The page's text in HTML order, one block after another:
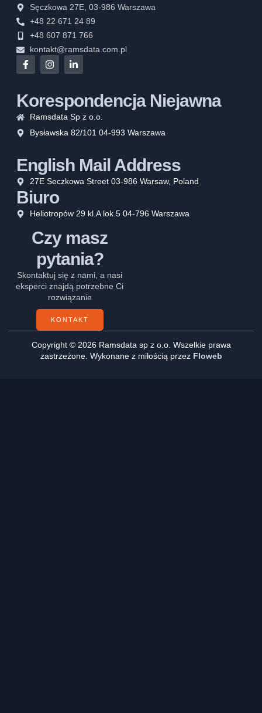
Sęczkowa 27E, 03-986 Warszawa
+48 22 671 24 89
+48 607 871 766
kontakt@ramsdata.com.pl
Korespondencja Niejawna
Ramsdata Sp z o.o.
Bysławska 82/101 04-993 Warszawa
English Mail Address
27E Seczkowa Street 03-986 Warsaw, Poland
Biuro
Heliotropów 29 kl.A lok.5 04-796 Warszawa
Czy masz
pytania?
Skontaktuj się z nami, a nasi
eksperci znajdą potrzebne Ci
rozwiązanie
KONTAKT
Copyright © 2026 Ramsdata sp z o.o. Wszelkie prawa
zastrzeżone. Wykonane z miłością przez Floweb